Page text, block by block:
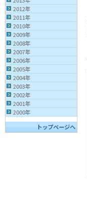
2012年
2011年
2010年
2009年
2008年
2007年
2006年
2005年
2004年
2003年
2002年
2001年
2000年
トップページへ